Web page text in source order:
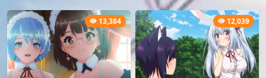
13,384 12,039